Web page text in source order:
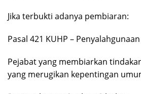
Jika terbukti adanya pembiaran:
Pasal 421 KUHP –
Pejabat yang membiarkan
yang merugikan kepentingan